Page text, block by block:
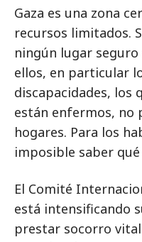
Gaza es una zona
recursos limitados.
ningún lugar
ellos, en particular
discapacidades, los
están enfermos, no
hogares. Para los
imposible saber
El Comité
está intensificando
prestar socorro